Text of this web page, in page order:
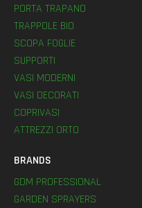
PORTA TRAPANO
TRAPPOLE BIO
SCOPA FOGLIE
SUPPORTI
VASI MODERNI
VASI DECORATI
COPRIVASI
ATTREZZI ORTO
BRANDS
GDM PROFESSIONAL
GARDEN SPRAYERS